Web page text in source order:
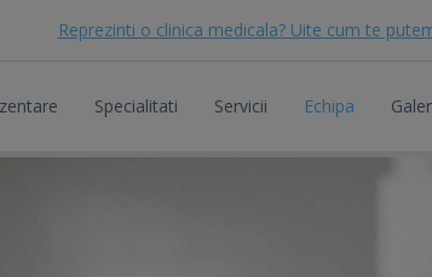
Reprezinti o clinica medicala? Uite cum te
Specialitati Servicii Echipa